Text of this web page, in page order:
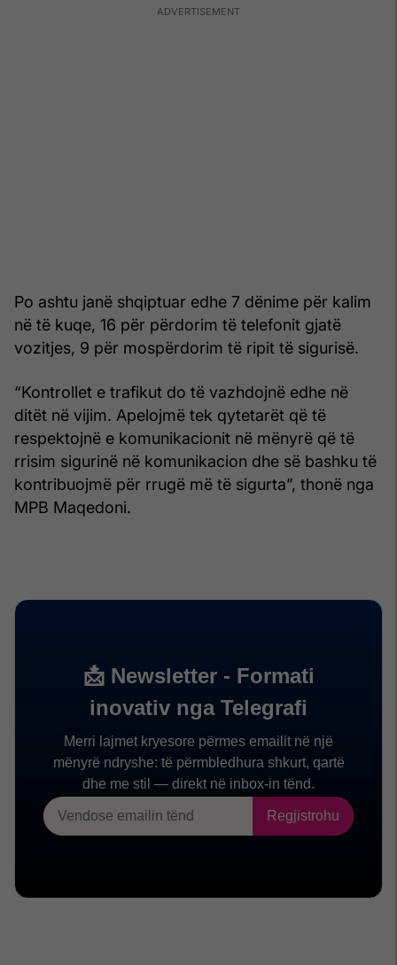
Po ashtu janë shqiptuar edhe 7 dënime për kalim
në të kuqe, 16 për përdorim të telefonit gjatë
vozitjes, 9 për mospërdorim të ripit të sigurisë.
“Kontrollet e trafikut do të vazhdojnë edhe në
ditët në vijim. Apelojmë tek qytetarët që të
respektojnë e komunikacionit në mënyrë që të
rrisim sigurinë në komunikacion dhe së bashku të
kontribuojmë për rrugë më të sigurta”, thonë nga
MPB Maqedoni.